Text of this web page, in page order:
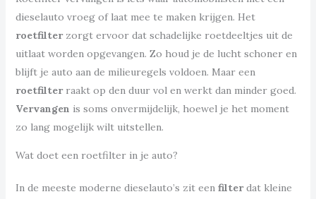
dieselauto vroeg of laat mee te maken krijgen. Het
roetfilterzorgt ervoor dat schadelijke roetdeeltjes uit de
uitlaat worden opgevangen. Zo houd je de lucht schoner en
blijft je auto aan de milieuregels voldoen. Maar een
roetfilterraakt op den duur vol en werkt dan minder goed.
Vervangen is soms onvermijdelijk, hoewel je het moment
zo lang mogelijk wilt uitstellen.
Wat doet een roetfilter in je auto?
In de meeste moderne dieselauto’s zit een filterdat kleine